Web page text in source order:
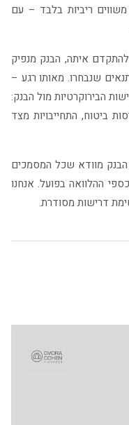
ריביות בלבד – עם
איתה, הבנק מנפיק
שנבחרו. מאותו רגע –
הבירוקרטיות מול הבנק:
ביטוח, התחייבויות מצד
הבנק מוודא שכל המסמכים
ההלוואה בפועל. אנחנו
דרישות מסודרת.